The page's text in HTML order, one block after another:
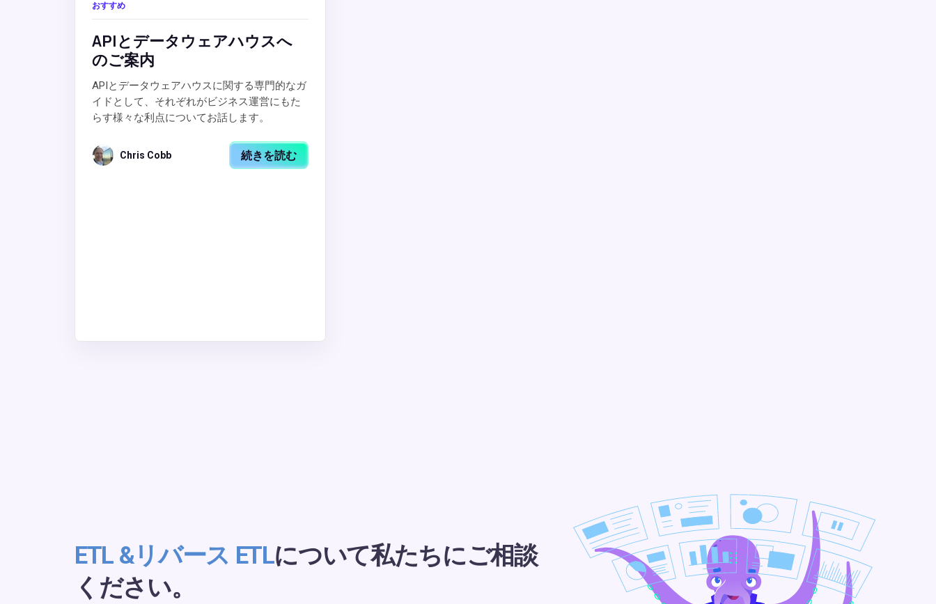
おすすめ
APIとデータウェアハウスへ
のご案内
APIとデータウェアハウスに関する専門的なガ
イドとして、それぞれがビジネス運営にもた
らす様々な利点についてお話します。
Chris Cobb 続きを読む
ETL &リバース ETLについて私たちにご相談
ください。